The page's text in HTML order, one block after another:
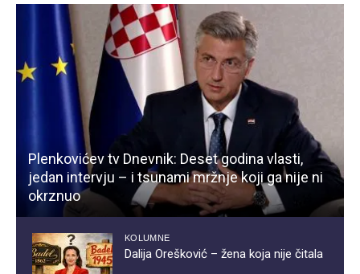
Plenkovićev tv Dnevnik: Deset godina vlasti,
jedan intervju – i tsunami mržnje koji ga nije ni
okrznuo
KOLUMNE
Dalija Orešković – žena koja nije čitala